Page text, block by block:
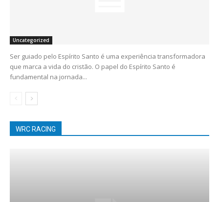
Uncategorized
Ser guiado pelo Espírito Santo é uma experiência transformadora
que marca a vida do cristão. O papel do Espírito Santo é
fundamental na jornada...
WRC RACING